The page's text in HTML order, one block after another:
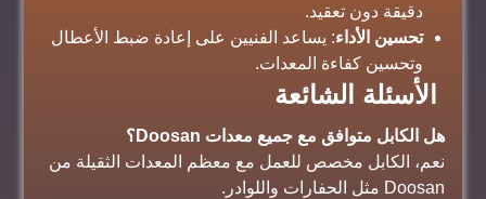
دقيقة دون تعقيد.
تحسين الأداء: يساعد الفنيين على إعادة ضبط الأعطال
وتحسين كفاءة المعدات.
الأسئلة الشائعة
هل الكابل متوافق مع جميع معدات Doosan؟
نعم، الكابل مخصص للعمل مع معظم المعدات الثقيلة من
Doosan مثل الحفارات واللوادر.